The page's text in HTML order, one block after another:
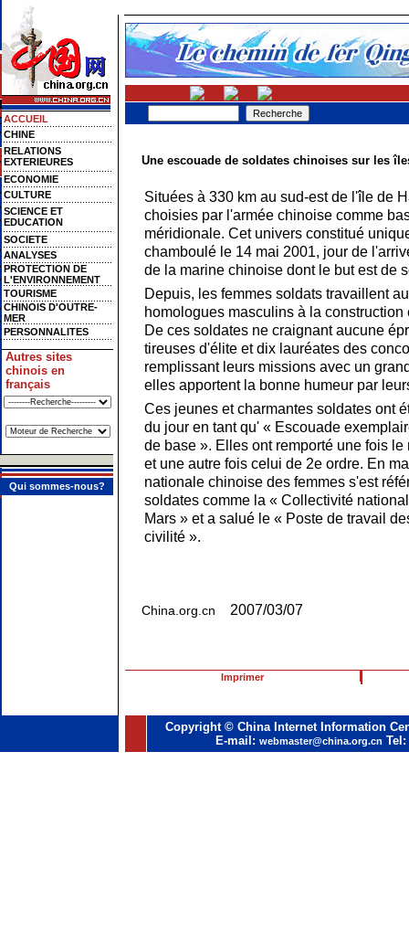
ACCUEIL
CHINE
RELATIONS
EXTERIEURES
ECONOMIE
CULTURE
SCIENCE ET
EDUCATION
SOCIETE
ANALYSES
PROTECTION DE
L'ENVIRONNEMENT
TOURISME
CHINOIS D'OUTRE-
MER
PERSONNALITES
Autres sites
chinois en
français
Qui sommes-nous?
Une escouade de soldates chinoises sur les
Situées à 330 km au sud-est de l'île de
choisies par l'armée chinoise comme
méridionale. Cet univers constitué
chamboulé le 14 mai 2001, jour de
de la marine chinoise dont le but est de
Depuis, les femmes soldats travaillent
homologues masculins à la
De ces soldates ne craignant aucune
tireuses d'élite et dix lauréates des
remplissant leurs missions avec un
elles apportent la bonne humeur par
Ces jeunes et charmantes soldates ont
du jour en tant qu' « Escouade
de base ». Elles ont remporté une fois
et une autre fois celui de 2e ordre. En
nationale chinoise des femmes s'est
soldates comme la « Collectivité
Mars » et a salué le « Poste de travail
civilité ».
China.org.cn 2007/03/07
Imprimer
Copyright © China Internet Information
E-mail: webmaster@china.org.cn Tel: